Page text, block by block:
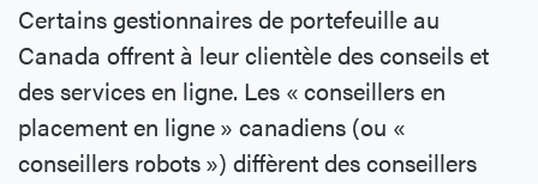
Certains gestionnaires de portefeuille au
Canada offrent à leur clientèle des conseils et
des services en ligne. Les « conseillers en
placement en ligne » canadiens (ou «
conseillers robots ») diffèrent des conseillers